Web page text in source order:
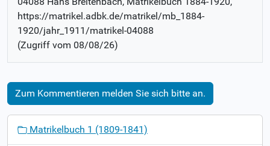
https://matrikel.adbk.de/matrikel/mb_1884-
1920/jahr_1911/matrikel-04088
(Zugriff vom 08/08/26)
Zum Kommentieren melden Sie sich bitte an.
Matrikelbuch 1 (1809-1841)